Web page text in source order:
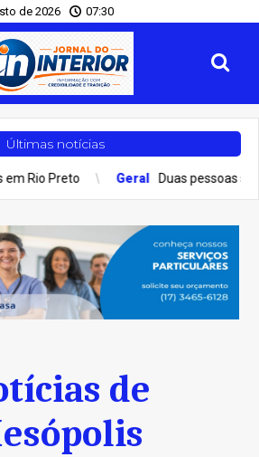
de 2026 07:30
Últimas notícias
Geral Duas pessoas são
de